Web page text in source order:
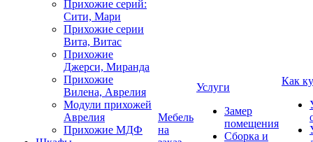
Прихожие серий:
Сити, Мари
Прихожие серии
Вита, Витас
Прихожие
Джерси, Миранда
Прихожие
Вилена, Аврелия
Модули прихожей
Аврелия
Прихожие МДФ
Мебель
на
Услуги
Замер
помещения
Сборка и
Как